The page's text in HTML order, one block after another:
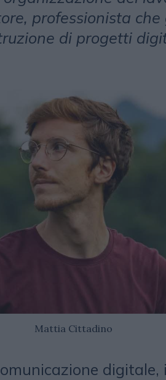
professionista
di progetti
Mattia Cittadino
digitale,